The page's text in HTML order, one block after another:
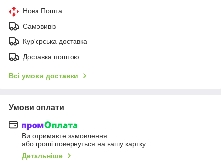
Нова Пошта
Самовивіз
Кур'єрська доставка
Доставка поштою
Всі умови доставки
Умови оплати
Ви отримаєте замовлення
або гроші повернуться на вашу картку
Детальніше